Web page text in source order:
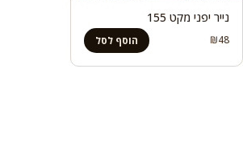
נייר יפני מקט 155
₪48 הוסף לסל